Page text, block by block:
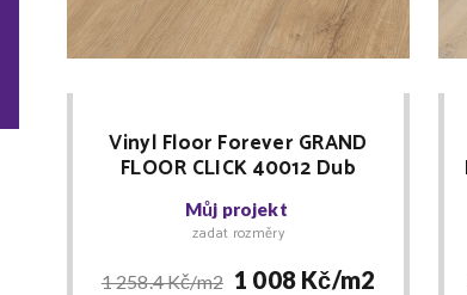
Vinyl Floor Forever GRAND
FLOOR CLICK 40012 Dub
Karamelový RIGID + lišta
ZDARMA
Můj projekt
zadat rozměry
1 258.4 Kč/m2 1 008 Kč/m2